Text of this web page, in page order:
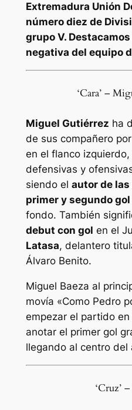
Extremadura Unión
número diez de
grupo V.
negativa del equipo
‘Cara’ –
Miguel Gutiérrez ha
de sus compañero
en el flanco
defensivas y
siendo el autor de
primer y segundo gol
fondo. También
debut con gol en el
Latasa, delantero
Álvaro Benito.
Miguel Baeza al
movía «Como Pedro
empezar el partido
anotar el primer gol
llegando al centro del
‘Cruz’